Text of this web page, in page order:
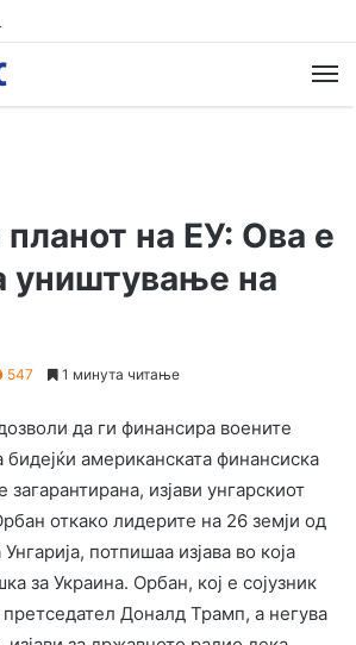
на ЕУ: Ова е
уништување на
547 1 минута читање
да ги финансира воените
бидејќи американската финансиска
изјави унгарскиот
откако лидерите на 26 земји од
потпишаа изјава во која
за Украина. Орбан, кој е сојузник
Доналд Трамп, а негува